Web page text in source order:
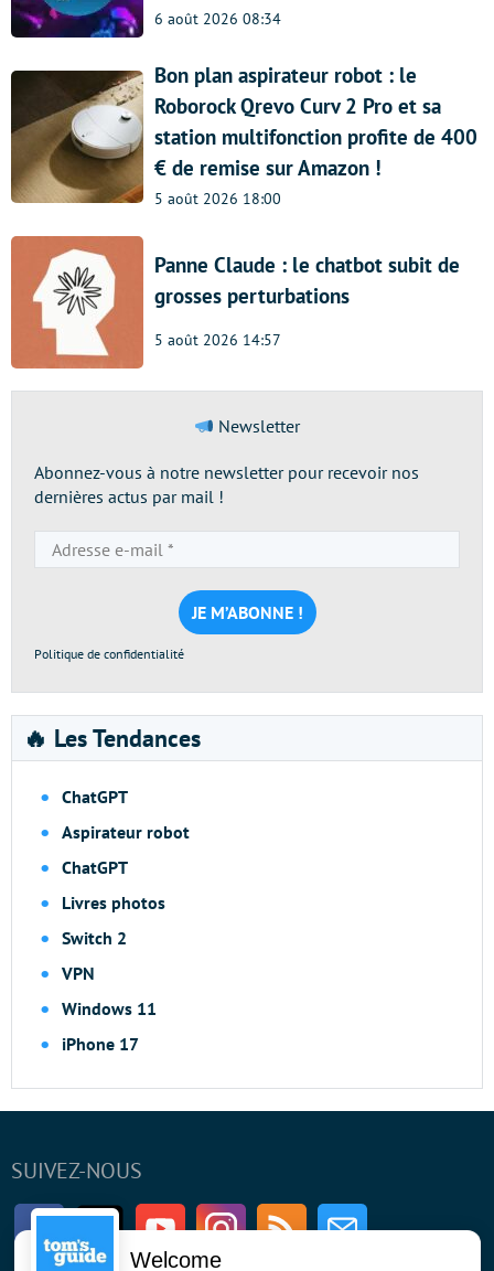
6 août 2026 08:34
Bon plan aspirateur robot : le
Roborock Qrevo Curv 2 Pro et sa
station multifonction profite de 400
€ de remise sur Amazon !
5 août 2026 18:00
Panne Claude : le chatbot subit de
grosses perturbations
5 août 2026 14:57
Newsletter
Abonnez-vous à notre newsletter pour recevoir nos
dernières actus par mail !
e-
mail
*
Politique de confidentialité
🔥 Les Tendances
ChatGPT
Aspirateur robot
ChatGPT
Livres photos
Switch 2
VPN
Windows 11
iPhone 17
SUIVEZ-NOUS
FacebookTwitter Youtube InstagramRSS Newsletter
Welcome